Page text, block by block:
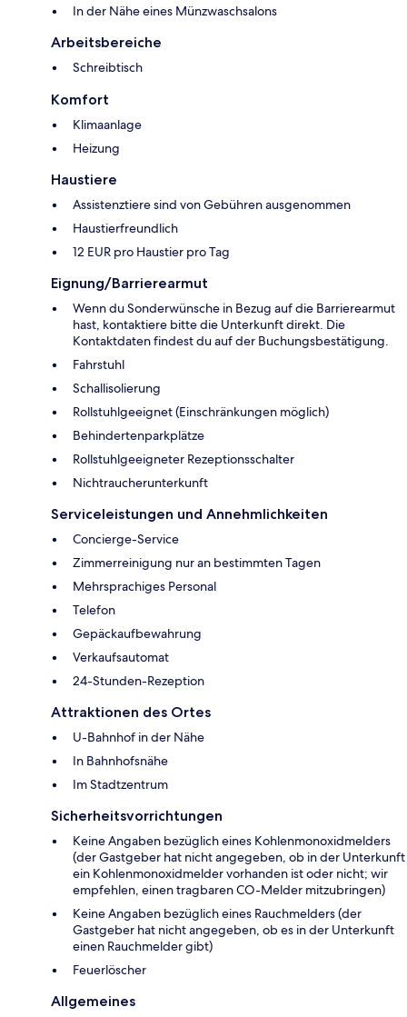
In der Nähe eines Münzwaschsalons
Arbeitsbereiche
Schreibtisch
Komfort
Klimaanlage
Heizung
Haustiere
Assistenztiere sind von Gebühren ausgenommen
Haustierfreundlich
12 EUR pro Haustier pro Tag
Eignung/Barrierearmut
Wenn du Sonderwünsche in Bezug auf die Barrierearmut
hast, kontaktiere bitte die Unterkunft direkt. Die
Kontaktdaten findest du auf der Buchungsbestätigung.
Fahrstuhl
Schallisolierung
Rollstuhlgeeignet (Einschränkungen möglich)
Behindertenparkplätze
Rollstuhlgeeigneter Rezeptionsschalter
Nichtraucherunterkunft
Serviceleistungen und Annehmlichkeiten
Concierge-Service
Zimmerreinigung nur an bestimmten Tagen
Mehrsprachiges Personal
Telefon
Gepäckaufbewahrung
Verkaufsautomat
24-Stunden-Rezeption
Attraktionen des Ortes
U-Bahnhof in der Nähe
In Bahnhofsnähe
Im Stadtzentrum
Sicherheitsvorrichtungen
Keine Angaben bezüglich eines Kohlenmonoxidmelders
(der Gastgeber hat nicht angegeben, ob in der Unterkunft
ein Kohlenmonoxidmelder vorhanden ist oder nicht; wir
empfehlen, einen tragbaren CO-Melder mitzubringen)
Keine Angaben bezüglich eines Rauchmelders (der
Gastgeber hat nicht angegeben, ob es in der Unterkunft
einen Rauchmelder gibt)
Feuerlöscher
Allgemeines